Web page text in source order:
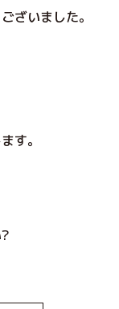
ざいました。
す。